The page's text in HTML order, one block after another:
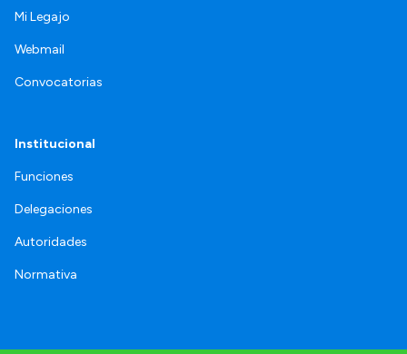
Mi Legajo
Webmail
Convocatorias
Institucional
Funciones
Delegaciones
Autoridades
Normativa